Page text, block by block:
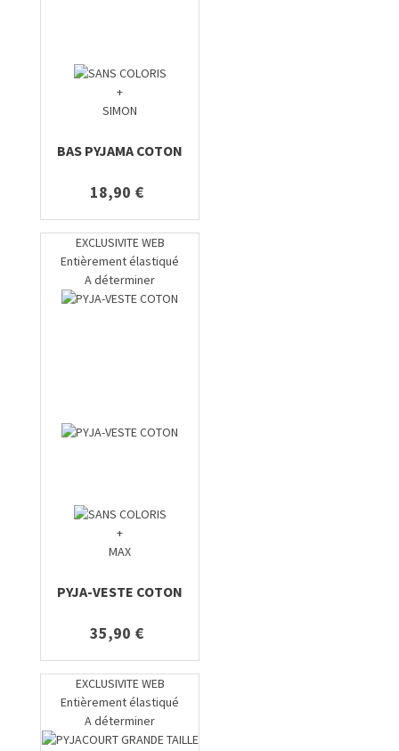
+
SIMON
BAS PYJAMA COTON
18,90 €
EXCLUSIVITE WEB
Entièrement élastiqué
A déterminer
+
MAX
PYJA-VESTE COTON
35,90 €
EXCLUSIVITE WEB
Entièrement élastiqué
A déterminer